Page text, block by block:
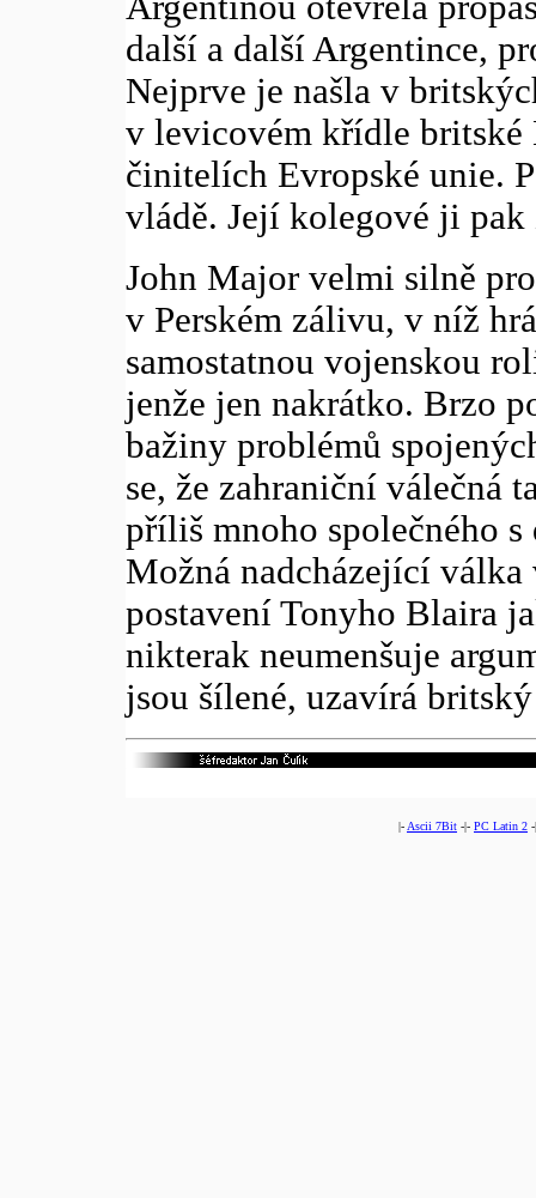
další a další Argentince,
Nejprve je našla v
v levicovém křídle britské
činitelích Evropské unie.
vládě. Její kolegové ji
John Major velmi silně
v Perském zálivu, v níž
samostatnou vojenskou
jenže jen nakrátko. Brzo
bažiny problémů
se, že zahraniční válečná
příliš mnoho společného
Možná nadcházející
postavení Tonyho Blaira
nikterak neumenšuje
jsou šílené, uzavírá
|- Ascii 7Bit -|- PC Latin 2